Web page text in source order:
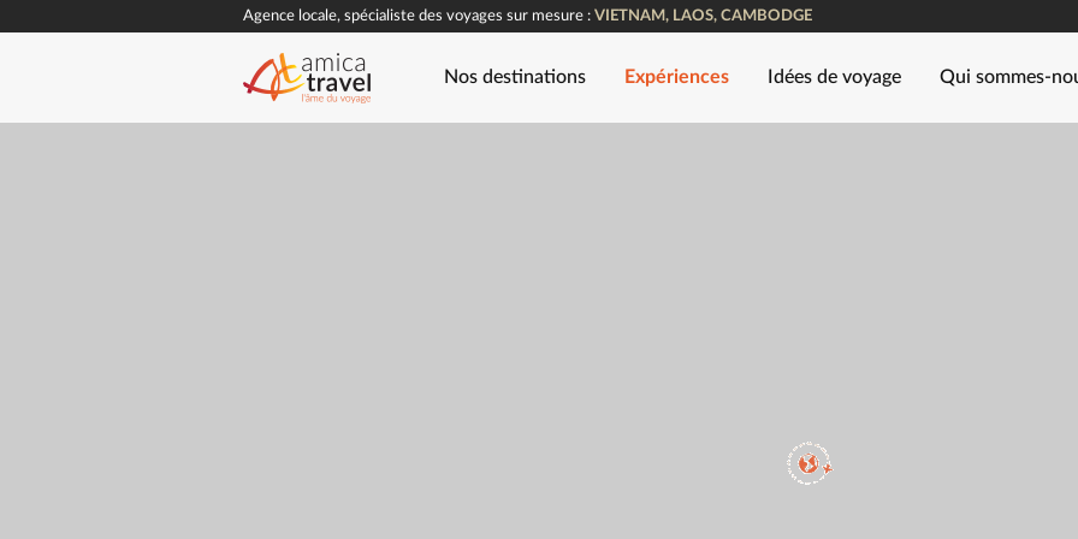
Agence locale, spécialiste des voyages sur mesure : VIETNAM, LAOS, CAMBODGE
Nos destinations Expériences Idées de voyage Qui sommes-